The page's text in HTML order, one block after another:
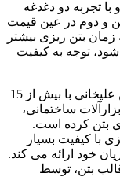
تجربه دو دغدغه
و دوم در عین قیمت
بتن ریزی بیشتر
توجه به کیفیت
فروشگاه آهن آلات بنیامین به مدیریت بنیامین علیخانی با بیش از 15
ساختمانی،
بتن کرده است.
با کیفیت بسیار
خود ارائه می کند.
بتن، توسط